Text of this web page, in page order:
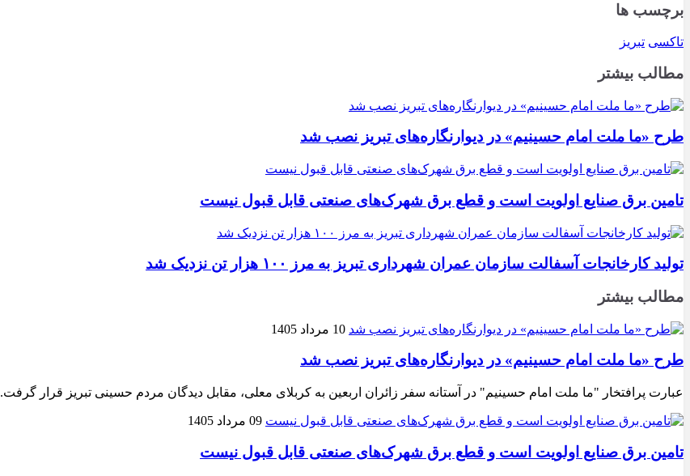
برچسب ها
تاکسی تبریز
مطالب بیشتر
طرح «ما ملت امام حسینیم» در دیوارنگاره‌های تبریز نصب شد
تامین برق صنایع اولویت است و قطع برق شهرک‌های صنعتی قابل قبول نیست
تولید کارخانجات آسفالت سازمان عمران شهرداری تبریز به مرز ۱۰۰ هزار تن نزدیک شد
مطالب بیشتر
10 مرداد 1405
طرح «ما ملت امام حسینیم» در دیوارنگاره‌های تبریز نصب شد
عبارت پرافتخار "ما ملت امام حسینیم" در آستانه سفر زائران اربعین به کربلای معلی، مقابل دیدگان مردم حسینی تبریز قرار گرفت.
09 مرداد 1405
تامین برق صنایع اولویت است و قطع برق شهرک‌های صنعتی قابل قبول نیست